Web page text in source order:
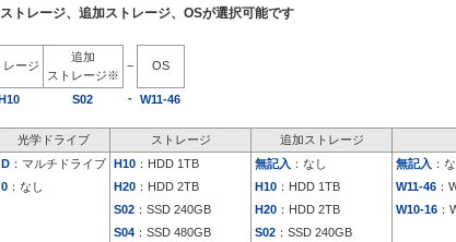
トレージ、追加ストレージ、OSが選択可能です
レージ
追加
ストレージ※
− OS
S02 - W11-46
光学ドライブ ストレージ 追加ストレージ
D ：マルチドライブ H10 ：HDD 1TB 無記入 ：なし 無記入 ：
0 ：なし H20 ：HDD 2TB H10 ：HDD 1TB W11-46 ：
S02 ：SSD 240GB H20 ：HDD 2TB W10-16
S04 ：SSD 480GB S02 ：SSD 240GB